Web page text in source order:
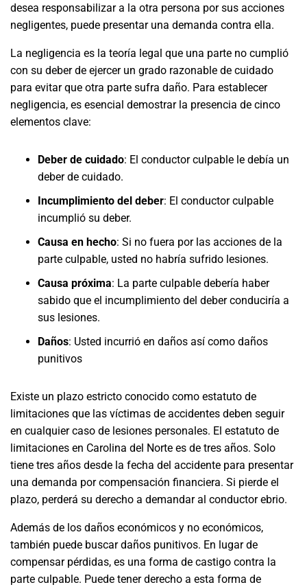
desea responsabilizar a la otra persona por sus acciones
negligentes, puede presentar una demanda contra ella.
La negligencia es la teoría legal que una parte no cumplió
con su deber de ejercer un grado razonable de cuidado
para evitar que otra parte sufra daño. Para establecer
negligencia, es esencial demostrar la presencia de cinco
elementos clave:
Deber de cuidado: El conductor culpable le debía un
deber de cuidado.
Incumplimiento del deber: El conductor culpable
incumplió su deber.
Causa en hecho: Si no fuera por las acciones de la
parte culpable, usted no habría sufrido lesiones.
Causa próxima: La parte culpable debería haber
sabido que el incumplimiento del deber conduciría a
sus lesiones.
Daños: Usted incurrió en daños así como daños
punitivos
Existe un plazo estricto conocido como estatuto de
limitaciones que las víctimas de accidentes deben seguir
en cualquier caso de lesiones personales. El estatuto de
limitaciones en Carolina del Norte es de tres años. Solo
tiene tres años desde la fecha del accidente para presentar
una demanda por compensación financiera. Si pierde el
plazo, perderá su derecho a demandar al conductor ebrio.
Además de los daños económicos y no económicos,
también puede buscar daños punitivos. En lugar de
compensar pérdidas, es una forma de castigo contra la
parte culpable. Puede tener derecho a esta forma de